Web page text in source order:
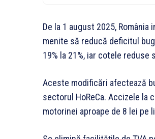
De la 1 august 2025,
menite să reducă deficitul
19% la 21%, iar cotele reduse
Aceste modificări afectează
sectorul HoReCa. Accizele la
motorinei aproape de 8 lei pe